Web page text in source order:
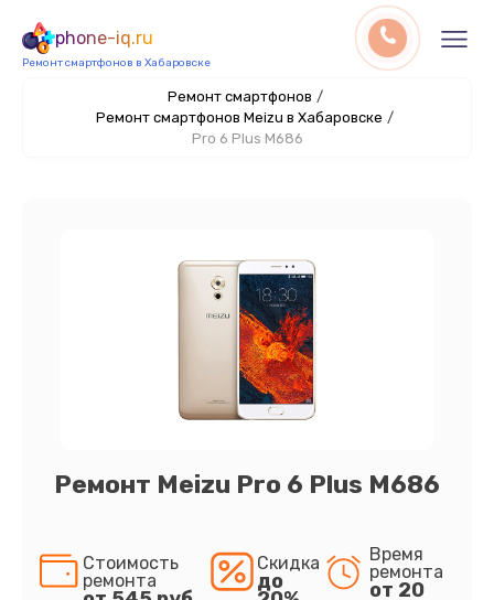
phone-iq.ru
Ремонт смартфонов в Хабаровске
Ремонт смартфонов /
Ремонт смартфонов Meizu в Хабаровске /
Pro 6 Plus M686
Ремонт Meizu Pro 6 Plus M686
Стоимость
ремонта
Скидка
до
Время
ремонта
от 20